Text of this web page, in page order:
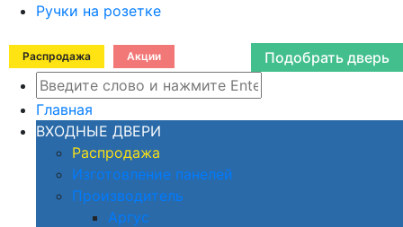
Ручки на розетке
Распродажа Акции Подобрать дверь
Главная
ВХОДНЫЕ ДВЕРИ
Распродажа
Изготовление панелей
Производитель
Аргус